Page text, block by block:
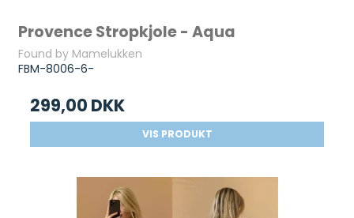
Provence Stropkjole - Aqua
Found by Mamelukken
FBM-8006-6-
299,00 DKK
VIS PRODUKT